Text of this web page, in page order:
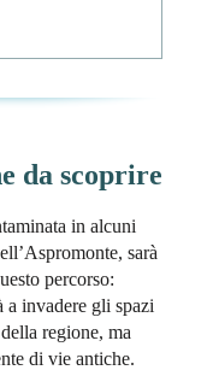
da scoprire
in alcuni
sarà
percorso:
a invadere gli spazi
regione, ma
di vie antiche.